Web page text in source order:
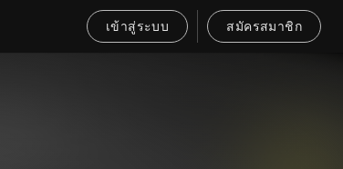
เข้าสู่ระบบ สมัครสมาชิก